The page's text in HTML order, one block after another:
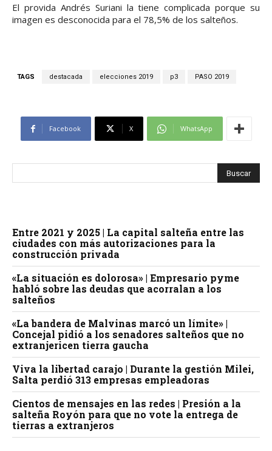
El provida Andrés Suriani la tiene complicada porque su
imagen es desconocida para el 78,5% de los salteños.
TAGS destacada elecciones 2019 p3 PASO 2019
Facebook X WhatsApp
Entre 2021 y 2025 | La capital salteña entre las
ciudades con más autorizaciones para la
construcción privada
«La situación es dolorosa» | Empresario pyme
habló sobre las deudas que acorralan a los
salteños
«La bandera de Malvinas marcó un límite» |
Concejal pidió a los senadores salteños que no
extranjericen tierra gaucha
Viva la libertad carajo | Durante la gestión Milei,
Salta perdió 313 empresas empleadoras
Cientos de mensajes en las redes | Presión a la
salteña Royón para que no vote la entrega de
tierras a extranjeros